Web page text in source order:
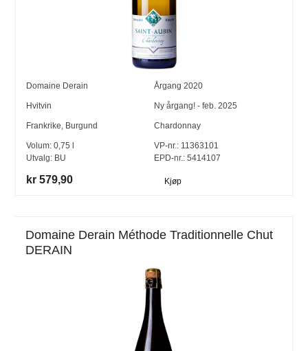
Domaine Derain Årgang 2020
Hvitvin Ny årgang! - feb. 2025
Frankrike, Burgund Chardonnay
Volum:0,75
Utvalg: BU
VP-nr.: 11363101
EPD-nr.: 5414107
kr 579,90 Kjøp
Domaine Derain Méthode Traditionnelle Chut
DERAIN